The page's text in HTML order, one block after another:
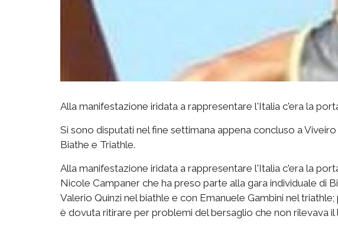
Alla manifestazione iridata a rappresentare l'Italia c'era la
Si sono disputati nel fine settimana appena concluso a
Biathe e Triathle.
Alla manifestazione iridata a rappresentare l'Italia c'era la
Nicole Campaner che ha preso parte alla gara individuale di
Valerio Quinzi nel biathle e con Emanuele Gambini nel
è dovuta ritirare per problemi del bersaglio che non rilevava il